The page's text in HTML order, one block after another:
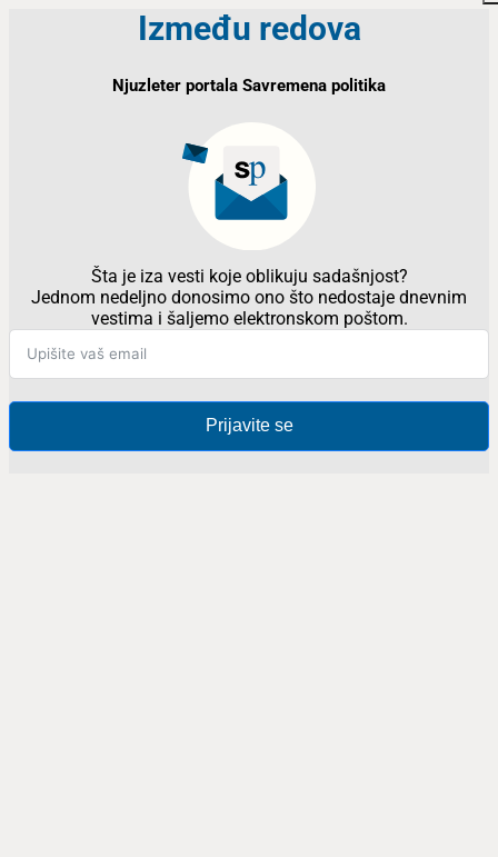
Između redova
Njuzleter portala Savremena politika
Šta je iza vesti koje oblikuju sadašnjost?
Jednom nedeljno donosimo ono što nedostaje dnevnim
vestima i šaljemo elektronskom poštom.
Prijavite se